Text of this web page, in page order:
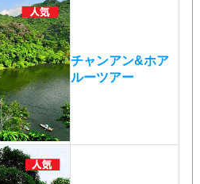
チャンアン&ホア
ルーツアー